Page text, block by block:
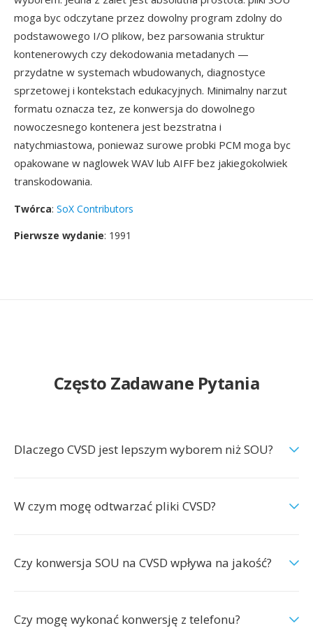
moga byc odczytane przez dowolny program zdolny do
podstawowego I/O plikow, bez parsowania struktur
kontenerowych czy dekodowania metadanych —
przydatne w systemach wbudowanych, diagnostyce
sprzetowej i kontekstach edukacyjnych. Minimalny narzut
formatu oznacza tez, ze konwersja do dowolnego
nowoczesnego kontenera jest bezstratna i
natychmiastowa, poniewaz surowe probki PCM moga byc
opakowane w naglowek WAV lub AIFF bez jakiegokolwiek
transkodowania.
Twórca: SoX Contributors
Pierwsze wydanie: 1991
Często Zadawane Pytania
Dlaczego CVSD jest lepszym wyborem niż SOU?
W czym mogę odtwarzać pliki CVSD?
Czy konwersja SOU na CVSD wpływa na jakość?
Czy mogę wykonać konwersję z telefonu?